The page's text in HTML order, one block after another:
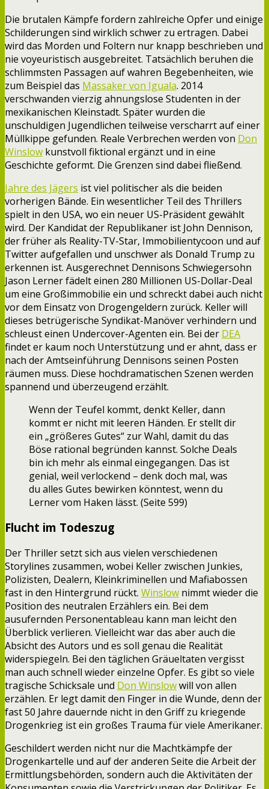
Die brutalen Kämpfe fordern zahlreiche Opfer und einige
Schilderungen sind wirklich schwer zu ertragen. Dabei
wird das Morden und Foltern nur knapp beschrieben und
nie voyeuristisch ausgebreitet. Tatsächlich beruhen die
schlimmsten Passagen auf wahren Begebenheiten, wie
zum Beispiel das Massaker von Iguala. 2014
verschwanden vierzig ahnungslose Studenten in der
mexikanischen Kleinstadt. Später wurden die
unschuldigen Jugendlichen teilweise verscharrt auf einer
Müllkippe gefunden. Reale Verbrechen werden von Don
Winslow kunstvoll fiktional ergänzt und in eine
Geschichte geformt. Die Grenzen sind dabei fließend.
Jahre des Jägers ist viel politischer als die beiden
vorherigen Bände. Ein wesentlicher Teil des Thrillers
spielt in den USA, wo ein neuer US-Präsident gewählt
wird. Der Kandidat der Republikaner ist John Dennison,
der früher als Reality-TV-Star, Immobilientycoon und auf
Twitter aufgefallen und unschwer als Donald Trump zu
erkennen ist. Ausgerechnet Dennisons Schwiegersohn
Jason Lerner fädelt einen 280 Millionen US-Dollar-Deal
um eine Großimmobilie ein und schreckt dabei auch nicht
vor dem Einsatz von Drogengeldern zurück. Keller will
dieses betrügerische Syndikat-Manöver verhindern und
schleust einen Undercover-Agenten ein. Bei der DEA
findet er kaum noch Unterstützung und er ahnt, dass er
nach der Amtseinführung Dennisons seinen Posten
räumen muss. Diese hochdramatischen Szenen werden
spannend und überzeugend erzählt.
Wenn der Teufel kommt, denkt Keller, dann
kommt er nicht mit leeren Händen. Er stellt dir
ein „größeres Gutes“ zur Wahl, damit du das
Böse rational begründen kannst. Solche Deals
bin ich mehr als einmal eingegangen. Das ist
genial, weil verlockend – denk doch mal, was
du alles Gutes bewirken könntest, wenn du
Lerner vom Haken lässt. (Seite 599)
Flucht im Todeszug
Der Thriller setzt sich aus vielen verschiedenen
Storylines zusammen, wobei Keller zwischen Junkies,
Polizisten, Dealern, Kleinkriminellen und Mafiabossen
fast in den Hintergrund rückt. Winslow nimmt wieder die
Position des neutralen Erzählers ein. Bei dem
ausufernden Personentableau kann man leicht den
Überblick verlieren. Vielleicht war das aber auch die
Absicht des Autors und es soll genau die Realität
widerspiegeln. Bei den täglichen Gräueltaten vergisst
man auch schnell wieder einzelne Opfer. Es gibt so viele
tragische Schicksale und Don Winslowwill von allen
erzählen. Er legt damit den Finger in die Wunde, denn der
fast 50 Jahre dauernde nicht in den Griff zu kriegende
Drogenkrieg ist ein großes Trauma für viele Amerikaner.
Geschildert werden nicht nur die Machtkämpfe der
Drogenkartelle und auf der anderen Seite die Arbeit der
Ermittlungsbehörden, sondern auch die Aktivitäten der